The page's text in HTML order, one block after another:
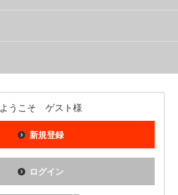
ようこそ ゲスト様
新規登録
ログイン